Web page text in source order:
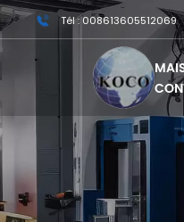
Tél : 008613605512069